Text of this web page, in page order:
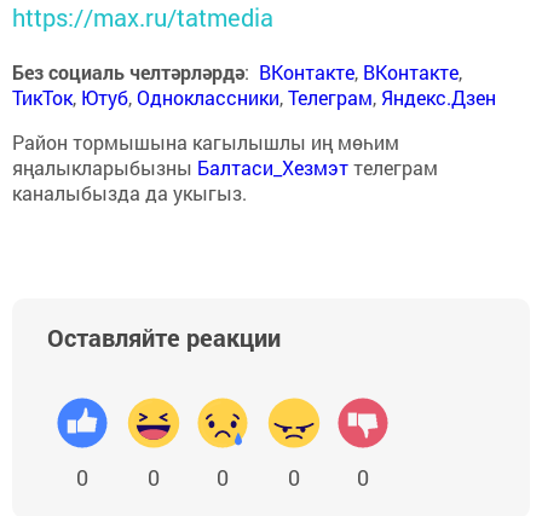
https://max.ru/tatmedia
Без социаль челтәрләрдә: ВКонтакте, ВКонтакте,
ТикТок, Ютуб,Одноклассники,Телеграм, Яндекс.Дзен
Район тормышына кагылышлы иң мөһим
яңалыкларыбызны Балтаси_Хезмэттелеграм
каналыбызда да укыгыз.
Оставляйте реакции
0 0 0 0 0